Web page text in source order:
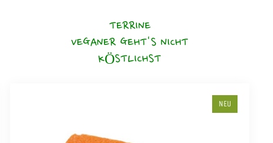
TERRINE
VEGANER GEHT'S NICHT
KÖSTLICHST
NEU